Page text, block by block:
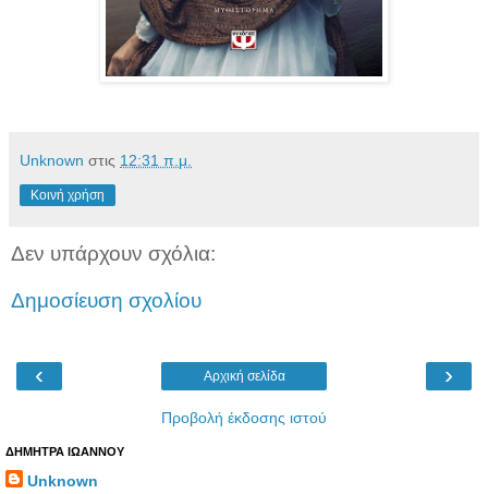
Unknown στις 12:31 π.μ.
Κοινή χρήση
Δεν υπάρχουν σχόλια:
Δημοσίευση σχολίου
‹ ›
Αρχική σελίδα
Προβολή έκδοσης ιστού
ΔΗΜΗΤΡΑ ΙΩΑΝΝΟΥ
Unknown